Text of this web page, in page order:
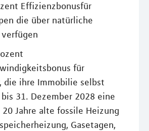
Effizienzbonusfür
die über natürliche
für
die ihre Immobilie selbst
31. Dezember 2028 eine
Jahre alte fossile Heizung
Gasetagen,